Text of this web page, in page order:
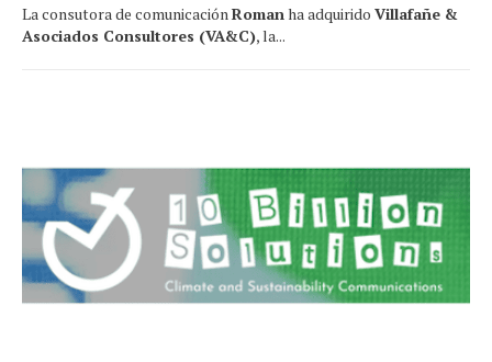
La consutora de comunicaciónRomanha adquirido Villafañe &
Asociados Consultores (VA&C), la...